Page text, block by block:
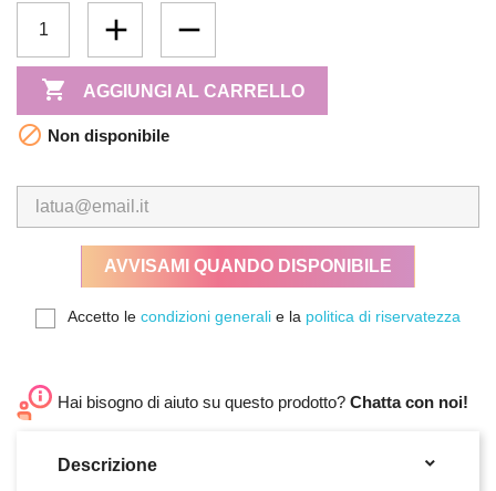
 AGGIUNGI AL CARRELLO
 Non disponibile
AVVISAMI QUANDO DISPONIBILE
Accetto le condizioni generali e la politica di riservatezza
Hai bisogno di aiuto su questo prodotto? Chatta con noi!
Descrizione 